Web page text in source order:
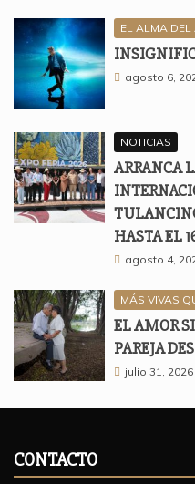
EL ALMA DEL
agosto 6,
NOTICIAS
ARRANCA
HASTA EL
agosto 4,
MÁS VIVAS
EL AMOR
PAREJA
julio 31, 2026
CONTACTO